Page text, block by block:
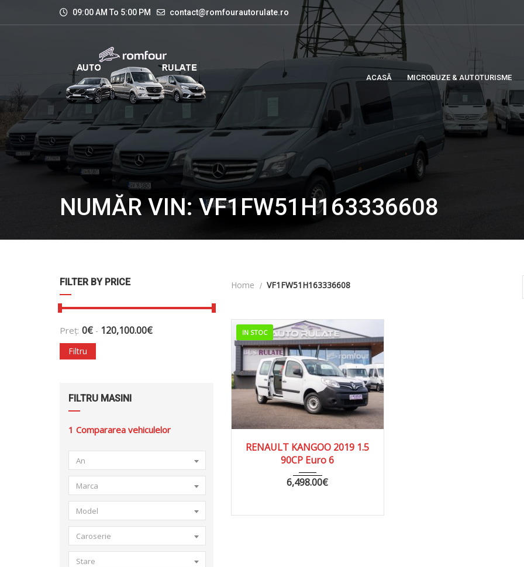
09:00 AM To 5:00 PM contact@romfourautorulate.ro
ACASĂ MICROBUZE & AUTOTURISME
NUMĂR VIN: VF1FW51H163336608
FILTER BY PRICE
Preț: 0€ - 120,100.00€
Filtru
FILTRU MASINI
1 Compararea vehiculelor
An
Marca
Model
Caroserie
Stare
Home VF1FW51H163336608
IN STOC
2019 MANUA... 73106
RENAULT KANGOO 2019 1.5
90CP Euro 6
6,498.00€